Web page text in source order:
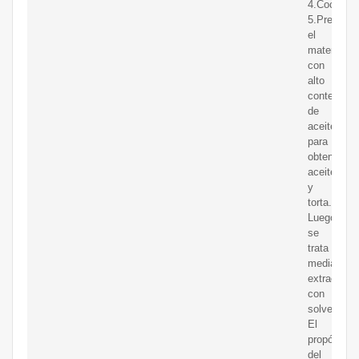
el
material
con
alto
contenido
de
aceite
para
obtener
aceite
y
torta.
Luego
se
trata
mediante
extracción
con
solvente
El
propósito
del